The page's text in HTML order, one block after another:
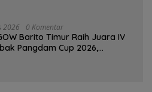
2026 0 Komentar
Barito Timur Raih Juara IV
Pangdam Cup 2026,